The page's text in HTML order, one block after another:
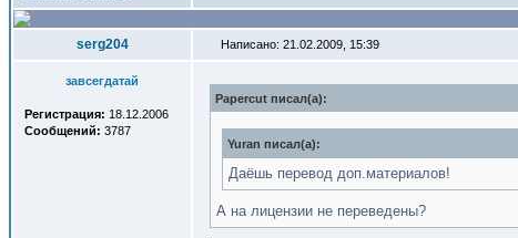
serg204 Написано: 21.02.2009, 15:39
завсегдатай
Регистрация: 18.12.2006
Сообщений: 3787
Papercut писал(a):
Yuran писал(a):
Даёшь перевод доп.материалов!
А на лицензии не переведены?